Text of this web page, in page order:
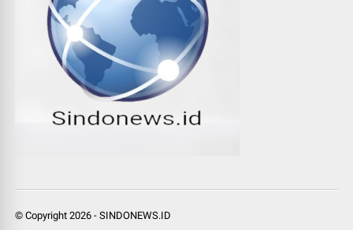
© Copyright2026 -SINDONEWS.ID